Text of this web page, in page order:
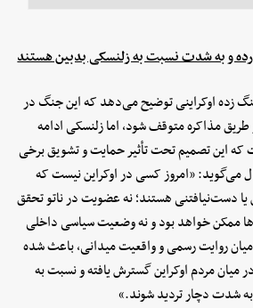
و به شدت نسبت به زلنسکی بدبین هستند
زده اوکراینی توضیح می‌دهد که این جنگ در
مذاکره متوقف شود، اما زلنسکی ادامه
که این تصمیم تحت تأثیر حمایت و تشویق برخی
می‌گوید: «امروز کسی در اوکراین نیست که
دست‌نیافتنی هستند؛ نه عضویت در ناتو تحقق
ممکن خواهد بود و نه وضعیت سیاسی داخلی
روایت رسمی و واقعیت میدانی، باعث شده
میان مردم اوکراین گسترش یافته و نسبت به
شدت دچار تردید شوند.»